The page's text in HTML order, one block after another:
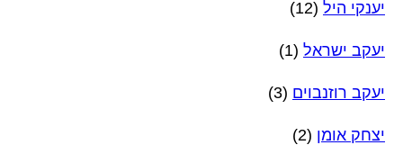
יענקי היל (12)
יעקב ישראל (1)
יעקב רוזנבוים (3)
יצחק אומן (2)